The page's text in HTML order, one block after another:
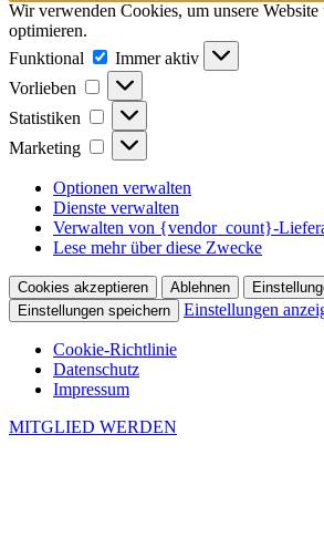
Wir verwenden Cookies, um unsere Website
optimieren.
Funktional
Funktional
Immer aktiv
Vorlieben
Vorlieben
Statistiken Statistiken
Marketing Marketing
Optionen verwalten
Dienste verwalten
Verwalten von {vendor_count}-
Lese mehr über diese Zwecke
Cookies akzeptieren Ablehnen
Einstellungen speichern
Einstellungen
Cookie-Richtlinie
Datenschutz
Impressum
MITGLIED WERDEN